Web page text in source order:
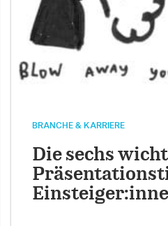
BRANCHE & KARRIERE
Die sechs